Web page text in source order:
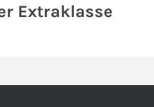
Extraklasse